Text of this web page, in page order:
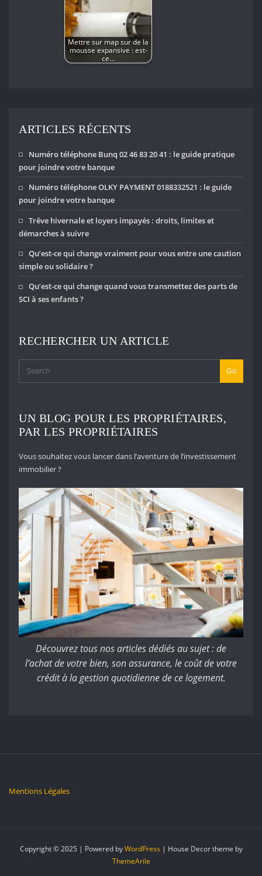
Mettre sur map sur de la
mousse expansive : est-
ce…
ARTICLES RÉCENTS
Numéro téléphone Bunq 02 46 83 20 41 : le guide pratique
pour joindre votre banque
Numéro téléphone OLKY PAYMENT 0188332521 : le guide
pour joindre votre banque
Trêve hivernale et loyers impayés : droits, limites et
démarches à suivre
Qu’est-ce qui change vraiment pour vous entre une caution
simple ou solidaire ?
Qu’est-ce qui change quand vous transmettez des parts de
SCI à ses enfants ?
RECHERCHER UN ARTICLE
Go
UN BLOG POUR LES PROPRIÉTAIRES,
PAR LES PROPRIÉTAIRES
Vous souhaitez vous lancer dans l’aventure de l’investissement
immobilier ?
Découvrez tous nos articles dédiés au sujet : de
l’achat de votre bien, son assurance, le coût de votre
crédit à la gestion quotidienne de ce logement.
Mentions Légales
Copyright © 2025 | Powered byWordPress | House Decor theme by
ThemeArile